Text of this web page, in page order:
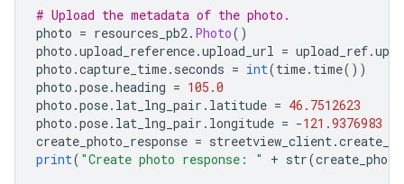
# Upload the metadata of the photo.
photo = resources_pb2. Photo()
photo .upload_reference.upload_url = upload_ref.
photo .capture_time. seconds = int(time. time())
photo .pose.heading = 105.0
photo .pose. lat_lng_pair . latitude = 46.7512623
photo .pose. lat_lng_pair . longitude = -121.9376983
create_photo_response = streetview_client.
print( "Create photo response: " + str(